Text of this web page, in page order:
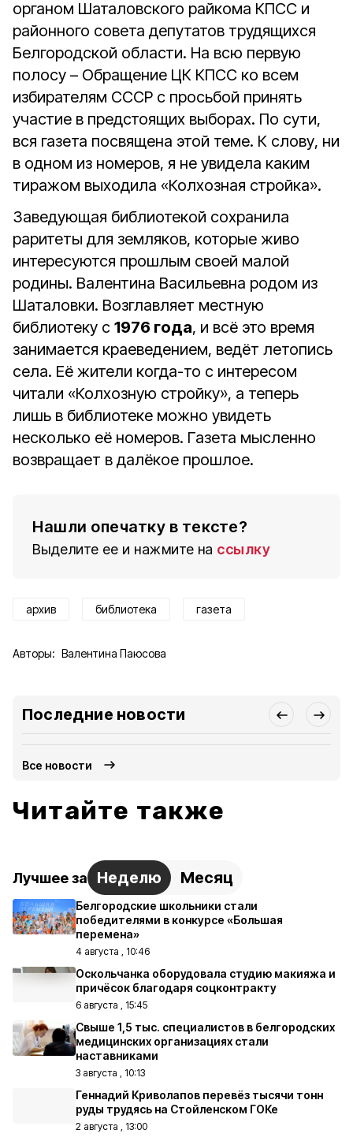
органом Шаталовского райкома КПСС и
районного совета депутатов трудящихся
Белгородской области. На всю первую
полосу – Обращение ЦК КПСС ко всем
избирателям СССР с просьбой принять
участие в предстоящих выборах. По сути,
вся газета посвящена этой теме. К слову, ни
в одном из номеров, я не увидела каким
тиражом выходила «Колхозная стройка».
Заведующая библиотекой сохранила
раритеты для земляков, которые живо
интересуются прошлым своей малой
родины. Валентина Васильевна родом из
Шаталовки. Возглавляет местную
библиотеку с 1976 года, и всё это время
занимается краеведением, ведёт летопись
села. Её жители когда-то с интересом
читали «Колхозную стройку», а теперь
лишь в библиотеке можно увидеть
несколько её номеров. Газета мысленно
возвращает в далёкое прошлое.
Нашли опечатку в тексте?
Выделите ее и нажмите на ссылку
архив библиотека газета
Авторы: Валентина Паюсова
Последние новости
Все новости
Читайте также
Лучшее за Неделю Месяц
Белгородские школьники стали
победителями в конкурсе «Большая
перемена»
4 августа , 10:46
Оскольчанка оборудовала студию макияжа и
причёсок благодаря соцконтракту
6 августа , 15:45
Свыше 1,5 тыс. специалистов в белгородских
медицинских организациях стали
наставниками
3 августа , 10:13
Геннадий Криволапов перевёз тысячи тонн
руды трудясь на Стойленском ГОКе
2 августа , 13:00